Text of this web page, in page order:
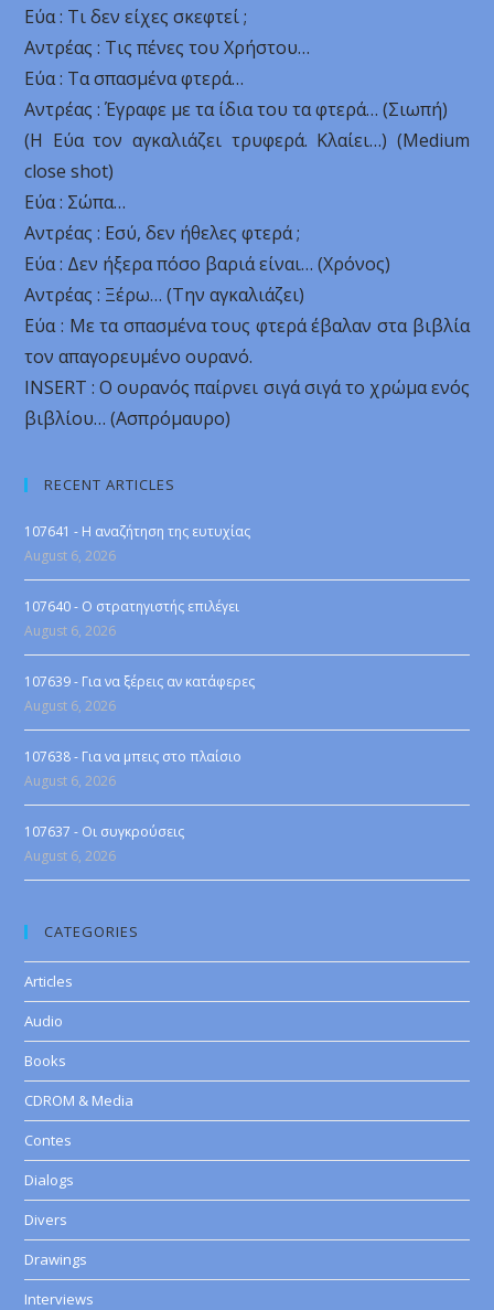
Εύα : Τι δεν είχες σκεφτεί ;
Αντρέας : Τις πένες του Χρήστου…
Εύα : Τα σπασμένα φτερά…
Αντρέας : Έγραφε με τα ίδια του τα φτερά… (Σιωπή)
(Η Εύα τον αγκαλιάζει τρυφερά. Κλαίει…) (Medium
close shot)
Εύα : Σώπα…
Αντρέας : Εσύ, δεν ήθελες φτερά ;
Εύα : Δεν ήξερα πόσο βαριά είναι… (Χρόνος)
Αντρέας : Ξέρω… (Την αγκαλιάζει)
Εύα : Με τα σπασμένα τους φτερά έβαλαν στα βιβλία
τον απαγορευμένο ουρανό.
INSERT : Ο ουρανός παίρνει σιγά σιγά το χρώμα ενός
βιβλίου… (Ασπρόμαυρο)
RECENT ARTICLES
107641 - Η αναζήτηση της ευτυχίας
August 6, 2026
107640 - Ο στρατηγιστής επιλέγει
August 6, 2026
107639 - Για να ξέρεις αν κατάφερες
August 6, 2026
107638 - Για να μπεις στο πλαίσιο
August 6, 2026
107637 - Οι συγκρούσεις
August 6, 2026
CATEGORIES
Articles
Audio
Books
CDROM & Media
Contes
Dialogs
Divers
Drawings
Interviews